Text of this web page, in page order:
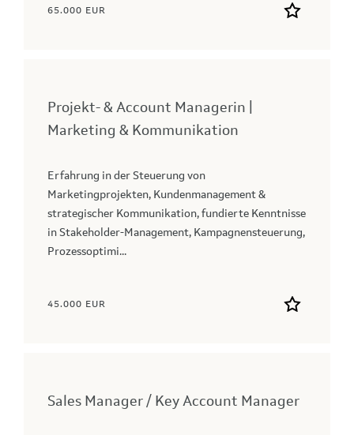
65.000 EUR
Projekt- & Account Managerin |
Marketing & Kommunikation
Erfahrung in der Steuerung von
Marketingprojekten, Kundenmanagement &
strategischer Kommunikation, fundierte Kenntnisse
in Stakeholder-Management, Kampagnensteuerung,
Prozessoptimi...
45.000 EUR
Sales Manager / Key Account Manager